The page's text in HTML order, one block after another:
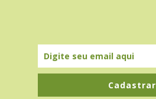
Cadastrar